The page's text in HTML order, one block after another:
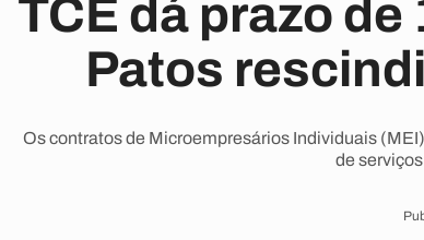
TCE dá prazo
Patos
Os contratos de Microempresários Individuais
de